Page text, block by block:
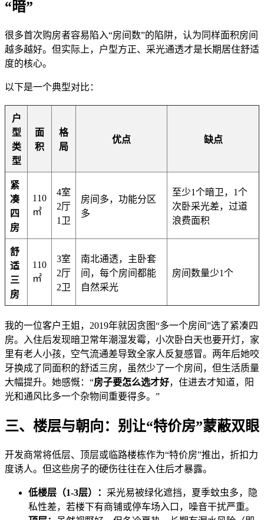
“暗”
很多首次购房者容易陷入“房间数”的陷阱，认为同样面积房间
越多越好。但实际上，户型方正、采光通透才是长期居住舒适
度的核心。
以下是一个典型对比：
户
型
类
型
面
积
格
局
优点 缺点
紧
凑
四
房
110
㎡
4室
2厅
1卫
房间多，功能分区
多
至少1个暗卫，1个
次卧采光差，过道
浪费面积
舒
适
三
房
110
㎡
3室
2厅
2卫
南北通透，主卧套
间，每个房间都能
自然采光
房间数量少1个
我的一位客户王姐，2019年就因贪图“多一个房间”选了紧凑四
房。入住后发现暗卫常年潮湿发霉，小次卧白天也要开灯，家
里有老人小孩，空气流通差导致全家人反复感冒。两年后她咬
牙换成了同面积的舒适三房，虽然少了一个房间，但生活质量
大幅提升。她感慨：“房子要怎么选才好，住进去才知道，阳
光和通风比多一个杂物间重要得多。”
三、楼层与朝向：别让“特价房”蒙蔽双眼
开发商常将低层、顶层或临路楼栋作为“特价房”推出，折扣力
度诱人。但这些房子的硬伤往往在入住后才暴露。
低楼层（1-3层）： 采光易被绿化遮挡，夏季蚊虫多，隐
私性差，若楼下有商铺或停车场入口，噪音干扰严重。